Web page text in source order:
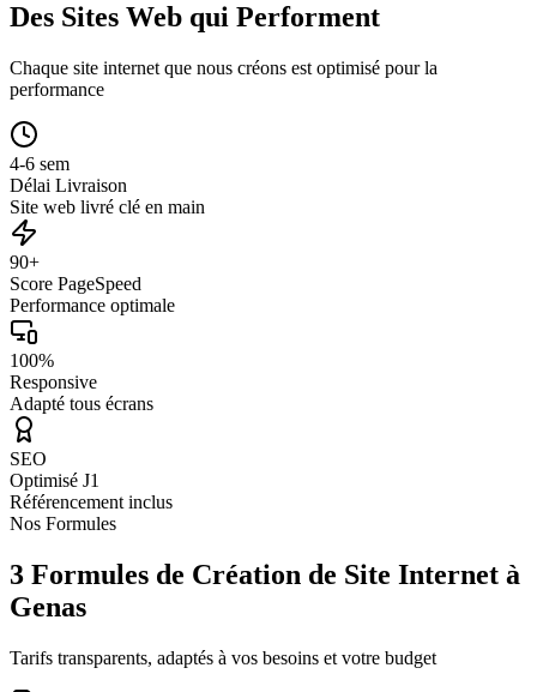
Des Sites Web qui Performent
Chaque site internet que nous créons est optimisé pour la
performance
4-6 sem
Délai Livraison
Site web livré clé en main
90+
Score PageSpeed
Performance optimale
100%
Responsive
Adapté tous écrans
SEO
Optimisé J1
Référencement inclus
Nos Formules
3 Formules de Création de Site Internet à
Genas
Tarifs transparents, adaptés à vos besoins et votre budget